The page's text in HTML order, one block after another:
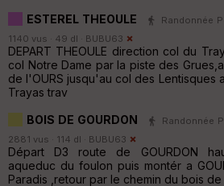
ESTEREL THEOULE
Randonnée
1140 vus · 49 dl · BUBU63
DEPART THEOULE direction col du
col Notre Dame par la piste des
de l'OURS jusqu'au col des Lentisques
Trayas trav
BOIS DE GOURDON
Randonnée
2881 vus · 114 dl · BUBU63
Départ D3 route de GOURDON
aqueduc du foulon puis montér a
Paradis ,retour par le chemin du bois